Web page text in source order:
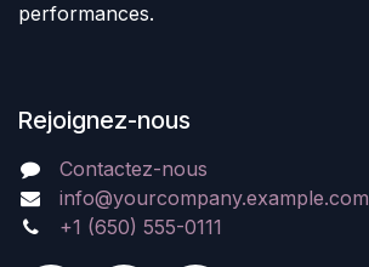
performances.
Rejoignez-nous
Contactez-nous
info@yourcompany.example.com
+1 (650) 555-0111